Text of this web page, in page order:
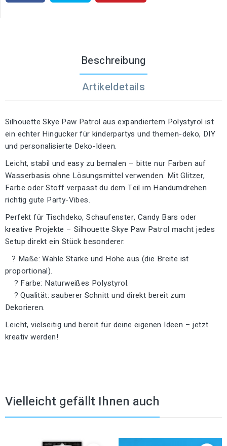
Beschreibung
Artikeldetails
Silhouette Skye Paw Patrol aus expandiertem Polystyrol ist
ein echter Hingucker für kinderpartys und themen-deko, DIY
und personalisierte Deko-Ideen.
Leicht, stabil und easy zu bemalen – bitte nur Farben auf
Wasserbasis ohne Lösungsmittel verwenden. Mit Glitzer,
Farbe oder Stoff verpasst du dem Teil im Handumdrehen
richtig gute Party-Vibes.
Perfekt für Tischdeko, Schaufenster, Candy Bars oder
kreative Projekte – Silhouette Skye Paw Patrol macht jedes
Setup direkt ein Stück besonderer.
? Maße: Wähle Stärke und Höhe aus (die Breite ist
proportional).
? Farbe: Naturweißes Polystyrol.
? Qualität: sauberer Schnitt und direkt bereit zum
Dekorieren.
Leicht, vielseitig und bereit für deine eigenen Ideen – jetzt
kreativ werden!
Vielleicht gefällt Ihnen auch